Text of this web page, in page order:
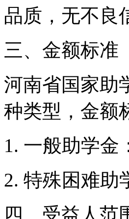
品质，无不良
三、金额标准
河南省国家助
种类型，金额
1. 一般助学金
2. 特殊困难助
四、受益人范